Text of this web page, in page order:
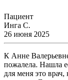
Пациент
Инга С.
26 июня 2025
К Анне
пожалела. Нашла
для меня это